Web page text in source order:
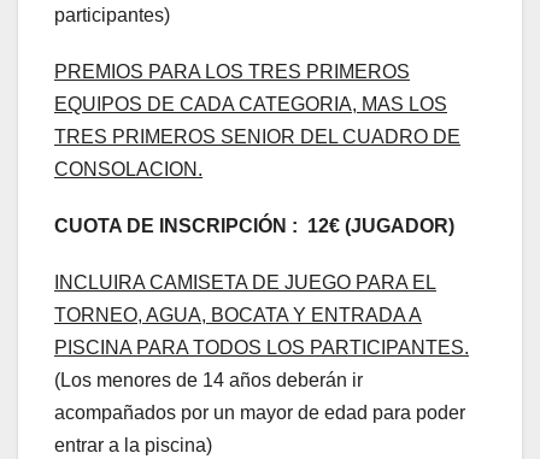
participantes)
PREMIOS PARA LOS TRES PRIMEROS
EQUIPOS DE CADA CATEGORIA, MAS LOS
TRES PRIMEROS SENIOR DEL CUADRO DE
CONSOLACION.
CUOTA DE INSCRIPCIÓN : 12€ (JUGADOR)
INCLUIRA CAMISETA DE JUEGO PARA EL
TORNEO, AGUA, BOCATA Y ENTRADA A
PISCINA PARA TODOS LOS PARTICIPANTES.
(Los menores de 14 años deberán ir
acompañados por un mayor de edad para poder
entrar a la piscina)